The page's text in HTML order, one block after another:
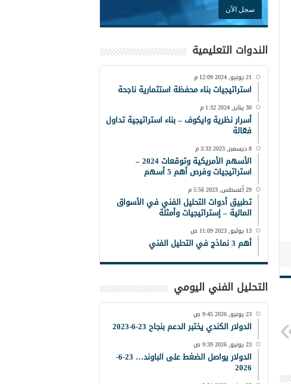
الندوات التعليمية
21 يونيو, 2024 12:09 م
استراتيجيات بناء محفظة استثمارية ناجحة
30 يناير, 2024 1:32 م
أسرار نظرية وايكوف – بناء استراتيجية تداول
فعّالة
8 ديسمبر, 2023 3:33 م
الأسهم الأمريكية وتوقعات 2024 –
استراتيجيات وفرص أهم 5 أسهم
29 أغسطس, 2023 5:56 م
تطبيق أدوات التحليل الفني في الأسواق
المالية – إستراتيجيات وأمثلة
13 يوليو, 2023 11:09 ص
أهم 3 نماذج في التحليل الفني
التحليل الفني اليومي
23 يونيو, 2026 9:45 ص
الدولار الكندي يختبر الدعم بنجاح 23-6-2023
23 يونيو, 2026 9:39 ص
الدولار يواصل الضغط على الباوند… 23-6-
2026